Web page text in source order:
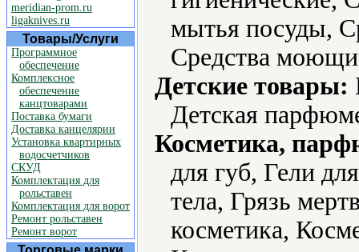
meridian-prom.ru
ligaknives.ru
Товары/Услуги
Программное
обеспечение
Комплексное
обеспечение
канцтоварами
Поставка бумаги
Доставка канцелярии
Установка квартирных
водосчетчиков
СКУД
Комплектация для
рольставен
Комплектация для ворот
Ремонт рольставен
Ремонт ворот
мытья посуды,
Средства
Детские товары:
Детская
Косметика,
для губ, Гели
тела, Грязь
косметика,